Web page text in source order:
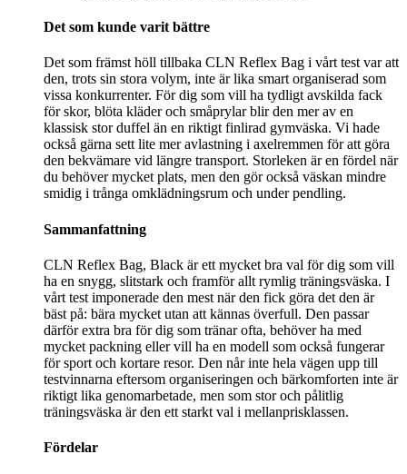
Det som kunde varit bättre
Det som främst höll tillbaka CLN Reflex Bag i vårt test var att
den, trots sin stora volym, inte är lika smart organiserad som
vissa konkurrenter. För dig som vill ha tydligt avskilda fack
för skor, blöta kläder och småprylar blir den mer av en
klassisk stor duffel än en riktigt finlirad gymväska. Vi hade
också gärna sett lite mer avlastning i axelremmen för att göra
den bekvämare vid längre transport. Storleken är en fördel när
du behöver mycket plats, men den gör också väskan mindre
smidig i trånga omklädningsrum och under pendling.
Sammanfattning
CLN Reflex Bag, Black är ett mycket bra val för dig som vill
ha en snygg, slitstark och framför allt rymlig träningsväska. I
vårt test imponerade den mest när den fick göra det den är
bäst på: bära mycket utan att kännas överfull. Den passar
därför extra bra för dig som tränar ofta, behöver ha med
mycket packning eller vill ha en modell som också fungerar
för sport och kortare resor. Den når inte hela vägen upp till
testvinnarna eftersom organiseringen och bärkomforten inte är
riktigt lika genomarbetade, men som stor och pålitlig
träningsväska är den ett starkt val i mellanprisklassen.
Fördelar